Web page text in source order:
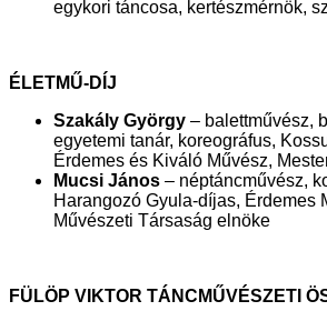
egykori táncosa, kertészmérnök,
ÉLETMŰ-DÍJ
Szakály György – balettművész,
egyetemi tanár, koreográfus,
Érdemes és Kiváló Művész,
Mucsi János – néptáncművész,
Harangozó Gyula-díjas, Érdemes
Művészeti Társaság elnöke
FÜLÖP VIKTOR TÁNCMŰVÉSZETI